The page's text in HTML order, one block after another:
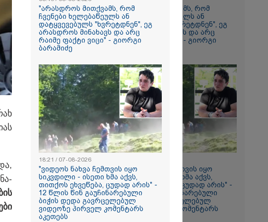
და საქართველოზე
სომეხი ბიჭი
როგორ
გაბაშვილმა
- გიგა
საქმის
ნია იმნაძის და
დიალოგის ფარული
შინაარსს
წლის რუსეთ-
ომის მე-18
დაკავშირებით
შენობებზე
დროშები
სიცოცხლის
შესახებ აქამდე
თეორიები
დგება - რა
მეცნიერებმა?
"არასდროს მითქვამს, რომ
ჩვენები ხელებაწეულს ან
დატყვევებულს "ხვრეტდნენ", ეგ
არასდროს მინახავს და არც
რაიმე ფაქტი ვიცი" - გიორგი
"ვიდეოს ნახვა ჩემთვის იყო
სიკვდილი - ისეთი ხმა აქვს,
თითქოს ეხვეწება, ცუდად არის" -
12 წლის წინ გაუჩინარებული
ბიჭის დედა გავრცელებულ
ვიდეოზე პირველ კომენტარს
"არასდროს მითქვამს, რომ
ჩვენები ხელებაწეულს ან
დატყვევებულს "ხვრეტდნენ", ეგ
არასდროს მინახავს და არც
რაიმე ფაქტი ვიცი" - გიორგი
ბარამიძე
18:21 / 07-08-2026
"ვიდეოს ნახვა ჩემთვის იყო
სიკვდილი - ისეთი ხმა აქვს,
თითქოს ეხვეწება, ცუდად არის" -
12 წლის წინ გაუჩინარებული
ბიჭის დედა გავრცელებულ
ვიდეოზე პირველ კომენტარს
აკეთებს